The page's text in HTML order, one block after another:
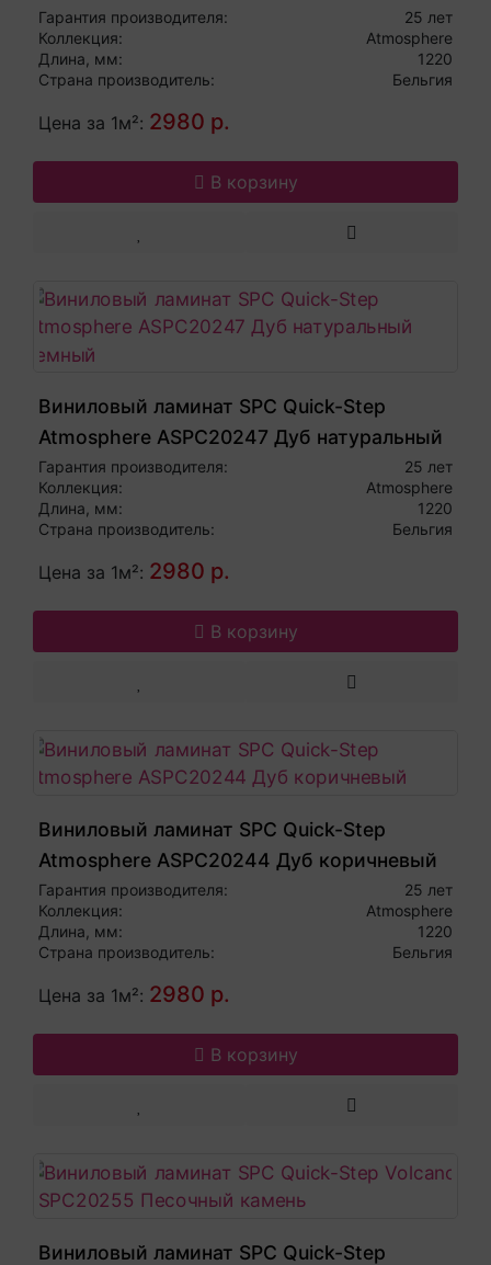
серый
Гарантия производителя:
25 лет
Коллекция:
Atmosphere
Длина, мм:
1220
Страна производитель:
Бельгия
Цена за 1м²: 2980 р.
В корзину
Виниловый ламинат SPC Quick-Step
Atmosphere ASPC20247 Дуб натуральный
темный
Гарантия производителя:
25 лет
Коллекция:
Atmosphere
Длина, мм:
1220
Страна производитель:
Бельгия
Цена за 1м²: 2980 р.
В корзину
Виниловый ламинат SPC Quick-Step
Atmosphere ASPC20244 Дуб коричневый
Гарантия производителя:
25 лет
Коллекция:
Atmosphere
Длина, мм:
1220
Страна производитель:
Бельгия
Цена за 1м²: 2980 р.
В корзину
Виниловый ламинат SPC Quick-Step